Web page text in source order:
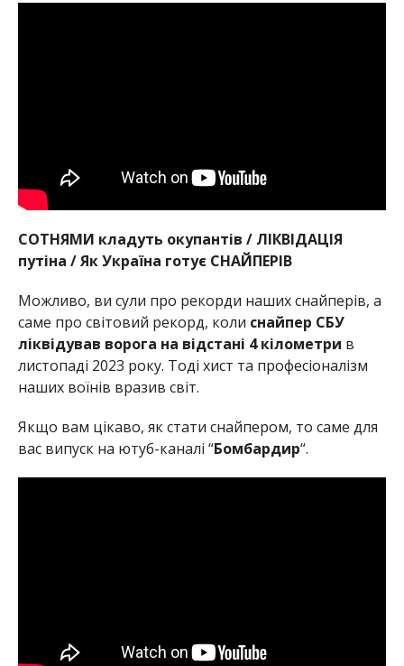
СОТНЯМИ кладуть окупантів / ЛІКВІДАЦІЯ
путіна / Як Україна готує СНАЙПЕРІВ
Можливо, ви сули про рекорди наших снайперів, а
саме про світовий рекорд, коли снайпер СБУ
ліквідував ворога на відстані 4 кілометри в
листопаді 2023 року. Тоді хист та професіоналізм
наших воїнів вразив світ.
Якщо вам цікаво, як стати снайпером, то саме для
вас випуск на ютуб-каналі “Бомбардир“.